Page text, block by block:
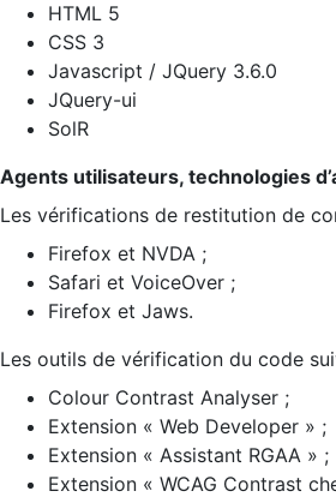
HTML 5
CSS 3
Javascript / JQuery 3.6.0
JQuery-ui
SolR
Agents utilisateurs, technologies
Les vérifications de restitution de
Firefox et NVDA ;
Safari et VoiceOver ;
Firefox et Jaws.
Les outils de vérification du code
Colour Contrast Analyser ;
Extension « Web Developer » ;
Extension « Assistant RGAA » ;
Extension « WCAG Contrast